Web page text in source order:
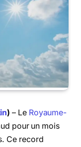
) – Le Royaume-
pour un mois
Ce record